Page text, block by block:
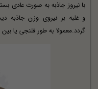
با نیروز جاذبه به صورت
و غلبه بر نیروی وزن جاذبه
گردد.معمولا به طور فلنجی یا